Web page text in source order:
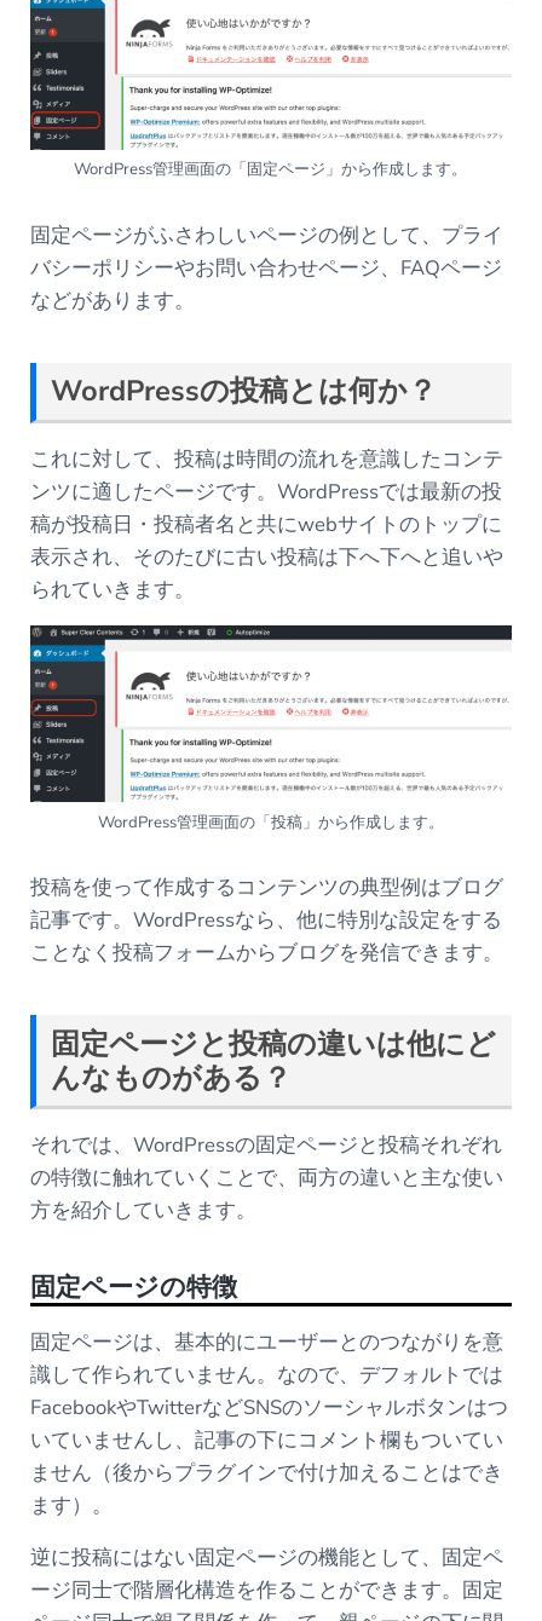
WordPress管理画面の「固定ページ」から作成します。
固定ページがふさわしいページの例として、プライ
バシーポリシーやお問い合わせページ、FAQページ
などがあります。
WordPressの投稿とは何か？
これに対して、投稿は時間の流れを意識したコンテ
ンツに適したページです。WordPressでは最新の投
稿が投稿日・投稿者名と共にwebサイトのトップに
表示され、そのたびに古い投稿は下へ下へと追いや
られていきます。
WordPress管理画面の「投稿」から作成します。
投稿を使って作成するコンテンツの典型例はブログ
記事です。WordPressなら、他に特別な設定をする
ことなく投稿フォームからブログを発信できます。
固定ページと投稿の違いは他にど
んなものがある？
それでは、WordPressの固定ページと投稿それぞれ
の特徴に触れていくことで、両方の違いと主な使い
方を紹介していきます。
固定ページの特徴
固定ページは、基本的にユーザーとのつながりを意
識して作られていません。なので、デフォルトでは
FacebookやTwitterなどSNSのソーシャルボタンはつ
いていませんし、記事の下にコメント欄もついてい
ません（後からプラグインで付け加えることはでき
ます）。
逆に投稿にはない固定ページの機能として、固定ペ
ージ同士で階層化構造を作ることができます。固定